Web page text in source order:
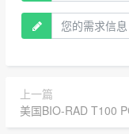
上一篇
美国BIO-RAD T100